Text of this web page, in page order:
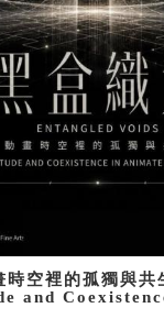
時空裡的孤獨與
and